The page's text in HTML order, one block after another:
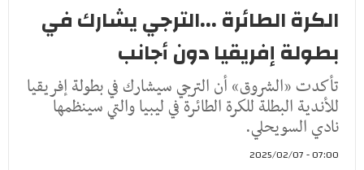
الكرة الطائرة ...الترجي يشارك في
بطولة إفريقيا دون أجانب
تأكدت «الشروق» أن الترجي سيشارك في بطولة إفريقيا
للأندية البطلة للكرة الطائرة في ليبيا والتي سينظمها
نادي السويحلي.
07:00 - 2025/02/07